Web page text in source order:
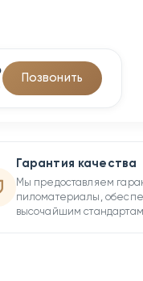
Позвонить
Гарантия качества
Мы предоставляем
пиломатериалы,
высочайшим стандартам